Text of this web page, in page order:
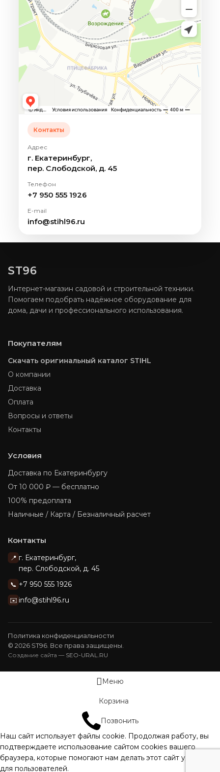
Контакты
Адрес
г. Екатеринбург,
пер. Слободской, д. 45
Телефон
+7 950 555 1926
E-mail
info@stihl96.ru
ST96
Интернет-магазин садовой и строительной техники.
Помогаем подобрать надёжное оборудование для
дома, дачи и профессионального использования.
Покупателям
Скачать оригинальный каталог STIHL
О компании
Доставка
Оплата
Вопросы и ответы
Контакты
Условия
Доставка по Екатеринбургу
От 10 000 ₽ — бесплатно
100% предоплата
Наличные / Карта / Безналичный расчет
Контакты
📍 г. Екатеринбург,
пер. Слободской, д. 45
📞 +7 950 555 1926
✉️ info@stihl96.ru
Политика конфиденциальности
© 2026 ST96. Все права защищены.
Создание сайта — SEO-URAL.RU
Меню
Корзина
Позвонить
Наш сайт использует файлы cookie. Продолжая работу, вы
подтверждаете использование сайтом сооkiеѕ вашего
браузера, которые помогают нам делать этот сайт удобнее
для пользователей.